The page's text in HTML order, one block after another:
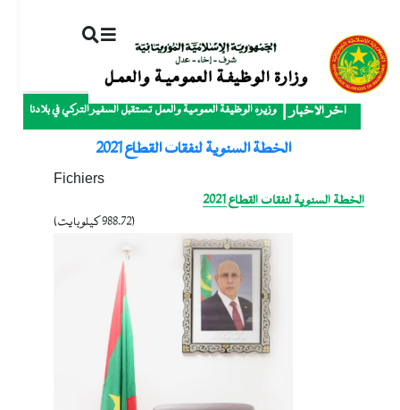
آخر الأخبار وزيرة الوظيفة العمومية والعمل تستقبل السفير التركي في بلادنا
الخطة السنوية لنفقات القطاع 2021
Fichiers
الخطة السنوية لنفقات القطاع 2021
(988.72 كيلوبايت)